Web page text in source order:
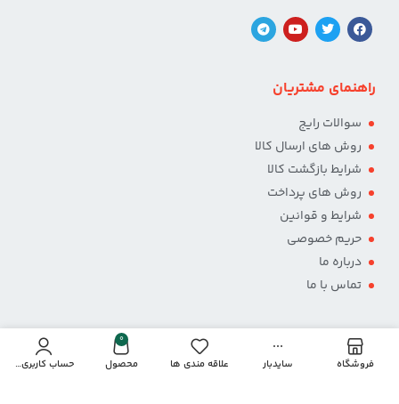
راهنمای مشتریان
سوالات رایج
روش های ارسال کالا
شرایط بازگشت کالا
روش های پرداخت
شرایط و قوانین
حریم خصوصی
درباره ما
تماس با ما
فروشگاه سایدبار علاقه مندی ها
0
محصول حساب کاربری من